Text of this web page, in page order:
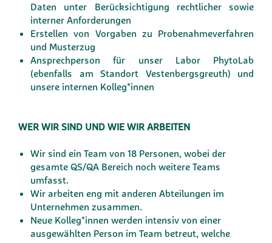
Daten unter
Berücksichtigung rechtlicher sowie
interner Anforderungen
Erstellen von Vorgaben zu Probenahmeverfahren
und Musterzug
Ansprechperson für unser Labor PhytoLab
(ebenfalls am Standort Vestenbergsgreuth) und
unsere internen Kolleg*innen
WER WIR SIND UND WIE WIR ARBEITEN
Wir sind ein Team von 18 Personen, wobei der
gesamte QS/QA Bereich noch weitere Teams
umfasst.
Wir arbeiten eng mit anderen Abteilungen im
Unternehmen zusammen.
Neue Kolleg*innen werden intensiv von einer
ausgewählten Person im Team betreut, welche